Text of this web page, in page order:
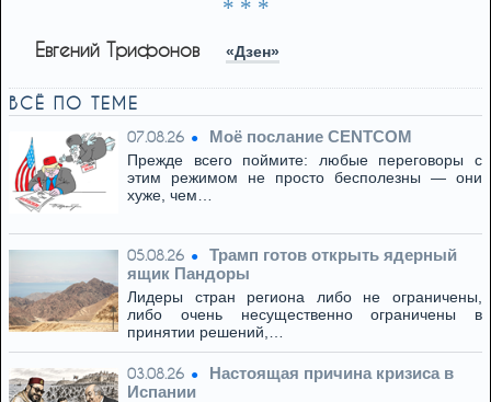
* * *
Евгений Трифонов «Дзен»
ВСЁ ПО ТЕМЕ
07.08.26 Моё послание CENTCOM
Прежде всего поймите: любые переговоры с
этим режимом не просто бесполезны — они
хуже, чем…
05.08.26
Трамп готов открыть ядерный
ящик Пандоры
Лидеры стран региона либо не ограничены,
либо очень несущественно ограничены в
принятии решений,…
03.08.26
Настоящая причина кризиса в
Испании